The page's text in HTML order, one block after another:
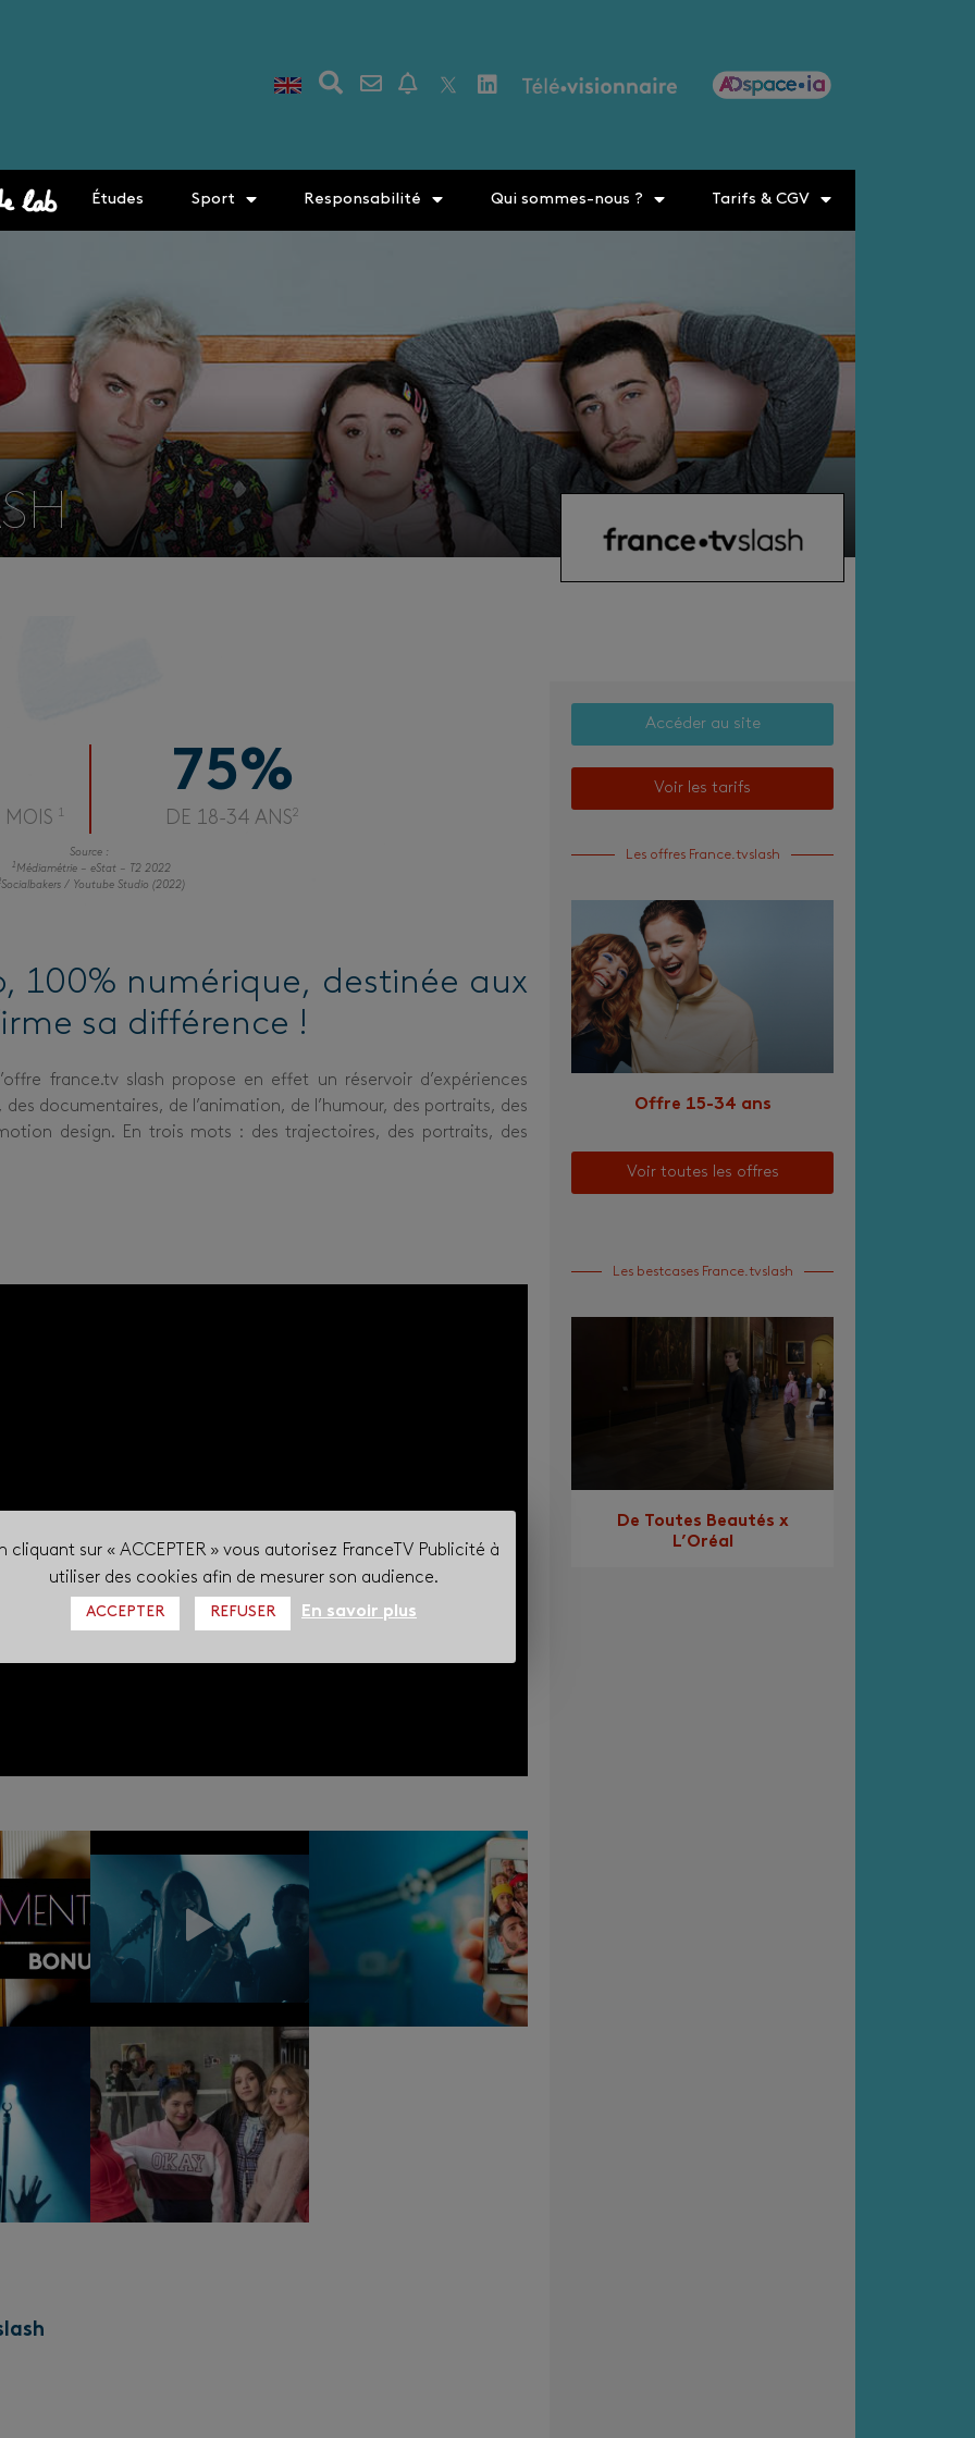
Études Sport Responsabilité Qui sommes-nous ? Tarifs & CGV
MOIS 1
75%
DE 18-34 ANS2
Source :
1 Médiamétrie – eStat – T2 2022
Socialbakers / Youtube Studio (2022)
100% numérique, destinée aux
sa différence !
france.tv slash propose en effet un réservoir d’expériences
documentaires, de l’animation, de l’humour, des portraits, des
design. En trois mots : des trajectoires, des portraits, des
Accéder au site
Voir les tarifs
Les offres France.tvslash
Offre 15-34 ans
Voir toutes les offres
Les bestcases France.tvslash
De Toutes Beautés x
L’Oréal
cliquant sur « ACCEPTER » vous autorisez FranceTV Publicité à
utiliser des cookies afin de mesurer son audience.
ACCEPTER REFUSER En savoir plus